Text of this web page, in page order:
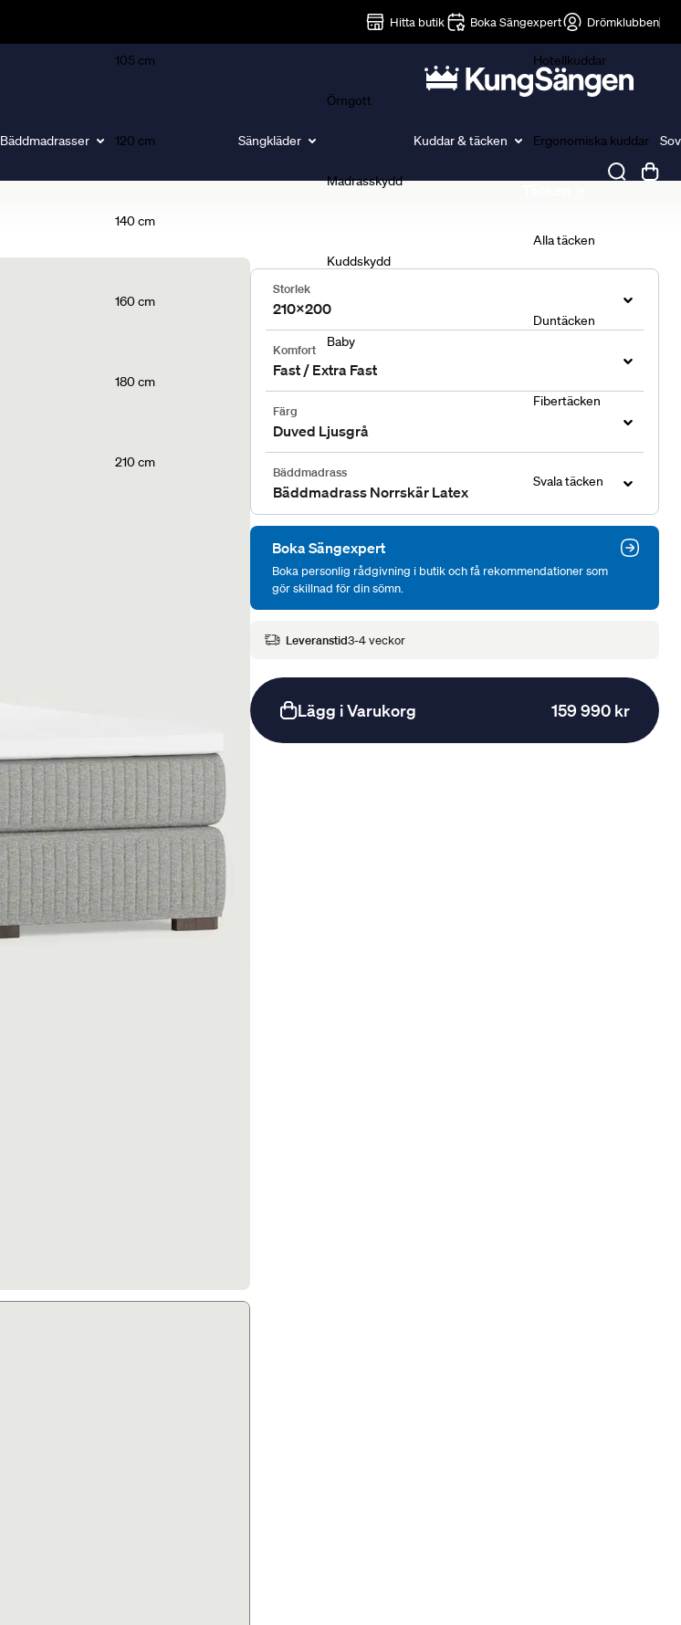
Hitta butik Boka Sängexpert Drömklubben
Bäddmadrasser
105 cm
120 cm
140 cm
160 cm
180 cm
210 cm
Sängkläder
Örngott
Madrasskydd
Kuddskydd
Baby
Kuddar & täcken
Hotellkuddar
Ergonomiska kuddar
Alla täcken
Duntäcken
Fibertäcken
Svala täcken
Storlek
210x200
Komfort
Fast / Extra Fast
Färg
Duved Ljusgrå
Bäddmadrass
Bäddmadrass Norrskär Latex
Boka Sängexpert
Boka personlig rådgivning i butik och få rekommendationer som
gör skillnad för din sömn.
Leveranstid3-4 veckor
Lägg i Varukorg 159 990 kr